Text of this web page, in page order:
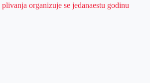
organizuje se jedanaestu godinu